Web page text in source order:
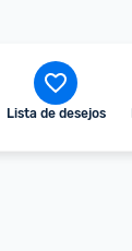
Lista de desejos